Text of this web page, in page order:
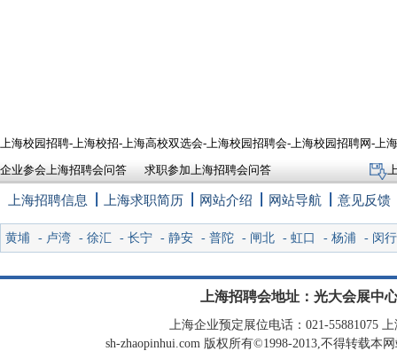
上海校园招聘-上海校招-上海高校双选会-上海校园招聘会-上海校园招聘网-上
企业参会上海招聘会问答 求职参加上海招聘会问答
上海招聘信息 上海求职简历 网站介绍 网站导航 意见反馈
黄埔 - 卢湾 - 徐汇 - 长宁 - 静安 - 普陀 - 闸北 - 虹口 - 杨浦 - 闵行
上海招聘会地址：光大会展中
上海企业预定展位电话：021-55881075
sh-zhaopinhui.com 版权所有©1998-2013,不得转载本